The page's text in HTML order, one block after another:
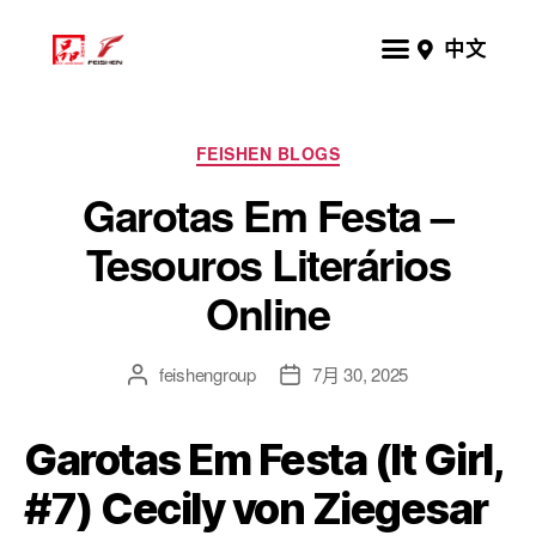
中文
FEISHEN BLOGS
Garotas Em Festa –
Tesouros Literários
Online
feishengroup 7月 30, 2025
Garotas Em Festa (It Girl,
#7) Cecily von Ziegesar